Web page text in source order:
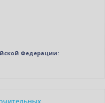
Федерации: